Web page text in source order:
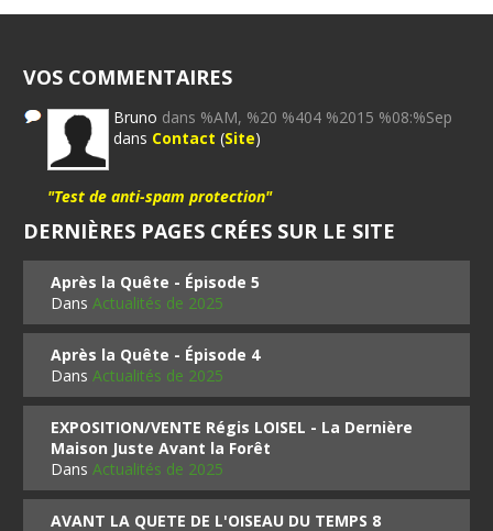
VOS COMMENTAIRES
Bruno dans %AM, %20 %404 %2015 %08:%Sep
dans Contact (Site)
"Test de anti-spam protection"
DERNIÈRES PAGES CRÉES SUR LE SITE
Après la Quête - Épisode 5
DansActualités de 2025
Après la Quête - Épisode 4
DansActualités de 2025
EXPOSITION/VENTE Régis LOISEL - La Dernière
Maison Juste Avant la Forêt
DansActualités de 2025
AVANT LA QUETE DE L'OISEAU DU TEMPS 8